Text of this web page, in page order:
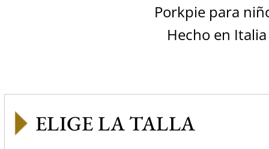
Porkpie para
Hecho en Italia